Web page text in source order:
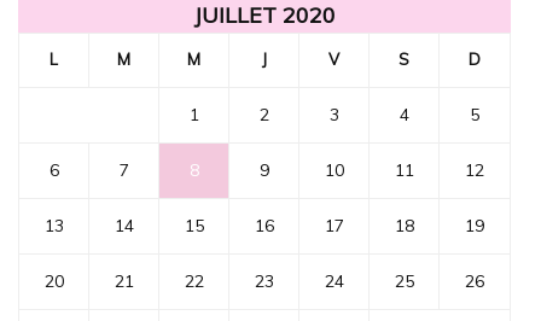
JUILLET 2020
L M M J V S D
1 2 3 4 5
6 7 8 9 10 11 12
13 14 15 16 17 18 19
20 21 22 23 24 25 26